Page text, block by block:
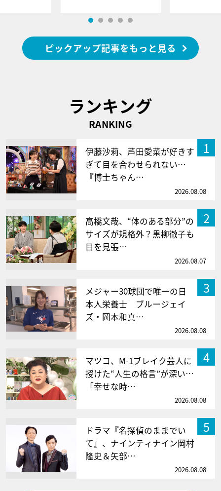
ピックアップ記事をもっと見る
ランキング
RANKING
1
伊藤沙莉、芦田愛菜が好きす
ぎて目を合わせられない…
『博士ちゃん…
2026.08.08
2
高橋文哉、“体のある部分”の
サイズが規格外？黒柳徹子も
目を見張…
2026.08.07
3
メジャー30球団で唯一の日
本人栄養士 ブルージェイ
ズ・岡本和真…
2026.08.08
4
マツコ、M-1ブレイク芸人に
授けた“人生の格言”が深い…
「幸せな時…
2026.08.08
5
ドラマ『名探偵のままでい
て』、ナインティナイン岡村
隆史＆矢部…
2026.08.08